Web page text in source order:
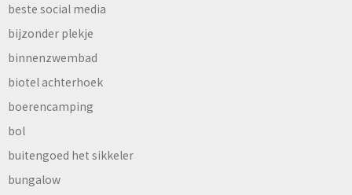
beste social media
bijzonder plekje
binnenzwembad
biotel achterhoek
boerencamping
bol
buitengoed het sikkeler
bungalow